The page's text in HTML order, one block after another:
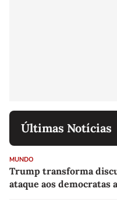
Últimas Notícias
MUNDO
Trump transforma
ataque aos democratas